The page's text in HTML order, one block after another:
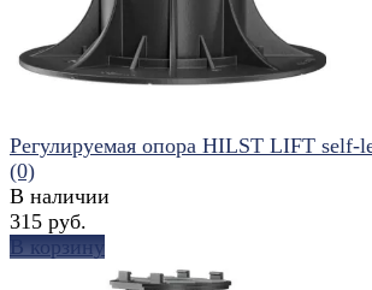
Регулируемая опора HILST LIFT
(0)
В наличии
315 руб.
В корзину